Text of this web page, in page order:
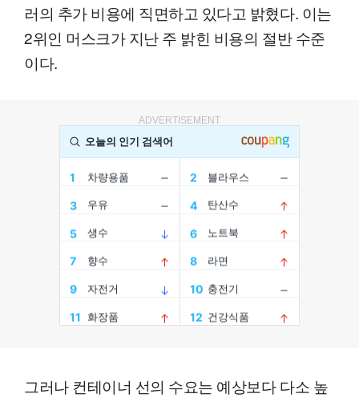
러의 추가 비용에 직면하고 있다고 밝혔다. 이는
2위인 머스크가 지난 주 밝힌 비용의 절반 수준
이다.
ADVERTISEMENT
그러나 컨테이너 선의 수요는 예상보다 다소 높